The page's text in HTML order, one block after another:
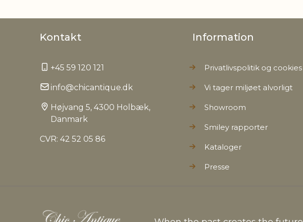
Kontakt
+45 59 120 121
info@chicantique.dk
Højvang 5, 4300 Holbæk,
Danmark
CVR: 42 52 05 86
Information
Privatlivspolitik og cookies
Vi tager miljøet alvorligt
Showroom
Smiley rapporter
Kataloger
Presse